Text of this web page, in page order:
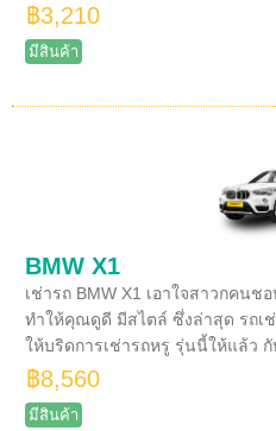
฿3,210
มีสินค้า
BMW X1
เช่ารถ BMW X1 เอาใจสาวกคนช
ทำให้คุณดูดี มีสไตล์ ซึ่งล่าสุด รถเช่
ให้บริดการเช่ารถหรู รุ่นนี้ให้แล้ว กั
฿8,560
มีสินค้า